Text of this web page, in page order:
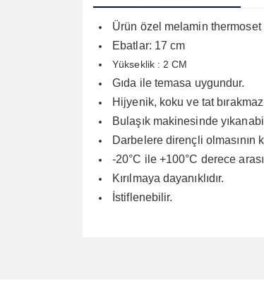
Ürün özel melamin thermoset
Ebatlar: 17 cm
Yükseklik : 2 CM
Gıda ile temasa uygundur.
Hijyenik, koku ve tat
Bulaşık makinesinde
Darbelere dirençli olmasının
-20°C ile +100°C derece
Kırılmaya dayanıklıdır.
İstiflenebilir.